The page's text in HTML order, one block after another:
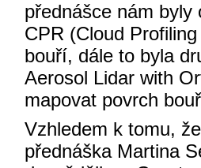
přednášce nám
CPR (Cloud
bouří, dále to byla
Aerosol Lidar with
mapovat povrch
Vzhledem k tomu,
přednáška Martina